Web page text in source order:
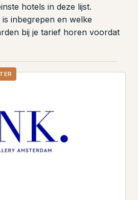
hotels in deze lijst.
inbegrepen en welke
bij je tarief horen voordat